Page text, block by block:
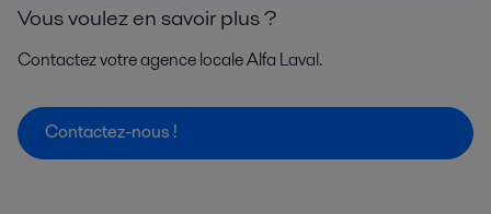
Vous voulez en savoir plus ?
Contactez votre agence locale Alfa Laval.
Contactez-nous !